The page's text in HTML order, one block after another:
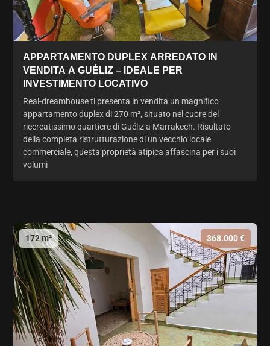
APPARTAMENTO DUPLEX ARREDATO IN
VENDITA A GUÉLIZ – IDEALE PER
INVESTIMENTO LOCATIVO
Real-dreamhouse ti presenta in vendita un magnifico
appartamento duplex di 270 m², situato nel cuore del
ricercatissimo quartiere di Guéliz a Marrakech. Risultato
della completa ristrutturazione di un vecchio locale
commerciale, questa proprietà atipica affascina per i suoi
volumi
172 m² 368.000 €